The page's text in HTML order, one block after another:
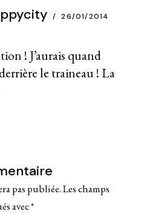
26/01/2014
! J’aurais quand
le traineau ! La
pas publiée.Les champs
avec*